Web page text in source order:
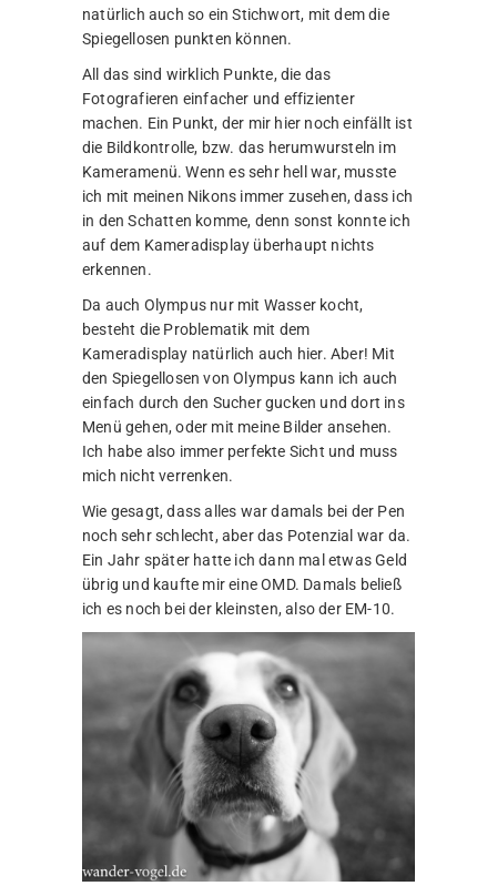
natürlich auch so ein Stichwort, mit dem die
Spiegellosen punkten können.
All das sind wirklich Punkte, die das
Fotografieren einfacher und effizienter
machen. Ein Punkt, der mir hier noch einfällt ist
die Bildkontrolle, bzw. das herumwursteln im
Kameramenü. Wenn es sehr hell war, musste
ich mit meinen Nikons immer zusehen, dass ich
in den Schatten komme, denn sonst konnte ich
auf dem Kameradisplay überhaupt nichts
erkennen.
Da auch Olympus nur mit Wasser kocht,
besteht die Problematik mit dem
Kameradisplay natürlich auch hier. Aber! Mit
den Spiegellosen von Olympus kann ich auch
einfach durch den Sucher gucken und dort ins
Menü gehen, oder mit meine Bilder ansehen.
Ich habe also immer perfekte Sicht und muss
mich nicht verrenken.
Wie gesagt, dass alles war damals bei der Pen
noch sehr schlecht, aber das Potenzial war da.
Ein Jahr später hatte ich dann mal etwas Geld
übrig und kaufte mir eine OMD. Damals beließ
ich es noch bei der kleinsten, also der EM-10.